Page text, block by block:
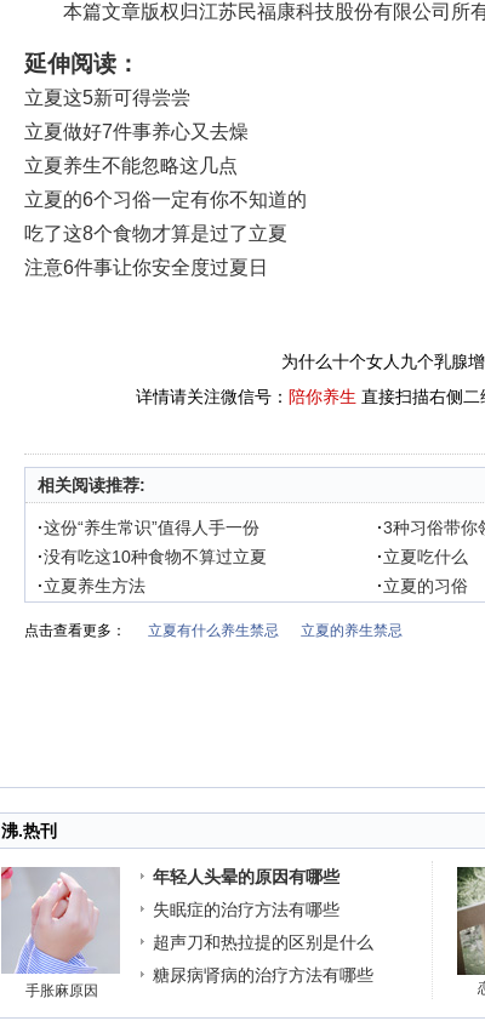
本篇文章版权归江苏民福康科技股份有限公司所有
延伸阅读：
立夏这5新可得尝尝
立夏做好7件事养心又去燥
立夏养生不能忽略这几点
立夏的6个习俗一定有你不知道的
吃了这8个食物才算是过了立夏
注意6件事让你安全度过夏日
为什么十个女人九个乳腺
详情请关注微信号： 陪你养生 直接扫描右侧二
相关阅读推荐:
·这份“养生常识”值得人手一份 ·3种习俗带你
·没有吃这10种食物不算过立夏 ·立夏吃什么
·立夏养生方法 ·立夏的习俗
点击查看更多： 立夏有什么养生禁忌 立夏的养生禁忌
沸.热刊
手胀麻原因
年轻人头晕的原因有哪些
失眠症的治疗方法有哪些
超声刀和热拉提的区别是什么
糖尿病肾病的治疗方法有哪些